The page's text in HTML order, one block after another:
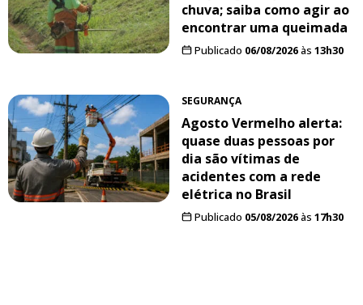
chuva; saiba como agir ao
encontrar uma queimada
Publicado 06/08/2026às 13h30
SEGURANÇA
Agosto Vermelho alerta:
quase duas pessoas por
dia são vítimas de
acidentes com a rede
elétrica no Brasil
Publicado 05/08/2026às 17h30